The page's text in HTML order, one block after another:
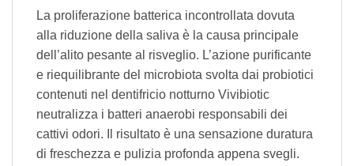
La proliferazione batterica incontrollata dovuta
alla riduzione della saliva è la causa principale
dell’alito pesante al risveglio. L’azione purificante
e riequilibrante del microbiota svolta dai probiotici
contenuti nel dentifricio notturno Vivibiotic
neutralizza i batteri anaerobi responsabili dei
cattivi odori. Il risultato è una sensazione duratura
di freschezza e pulizia profonda appena svegli.